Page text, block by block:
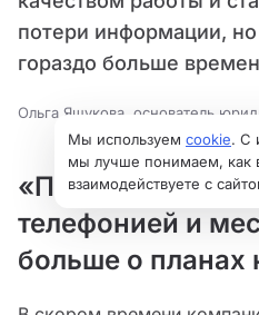
Мы используем cookie. С
мы лучше понимаем, как
взаимодействуете с
потери информации,
гораздо больше
Ольга Яшукова, основатель
«Подключим
телефонией и
больше о планах